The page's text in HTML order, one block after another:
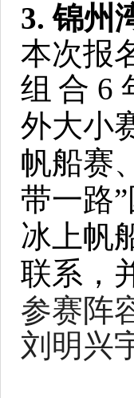
3. 锦州
本次报
组 合 6
外大小
帆船赛
带一路
冰上帆
联系，
参赛阵
刘明兴